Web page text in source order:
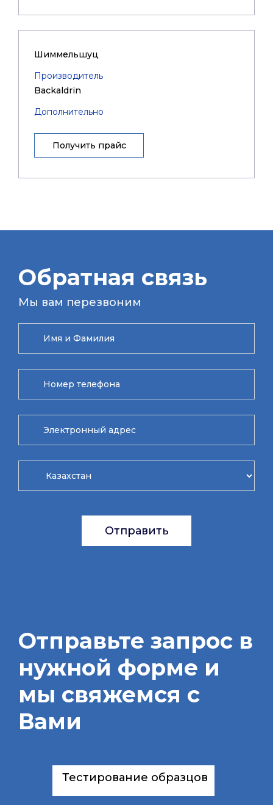
Шиммельшуц
Производитель
Backaldrin
Дополнительно
Получить прайс
Обратная связь
Мы вам перезвоним
Отправить
Отправьте запрос в
нужной форме и
мы свяжемся с
Вами
Тестирование образцов